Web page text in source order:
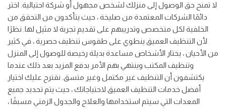
لا تمنح حق الوصول إلى منزلك لشخص مجهول أو شركة احتيالية. اختر
دائمًا الشركات المعتمدة من صليخة ، حيث يتأكدون من التحقق من
الخلفية لكل متخصص وتدريبهم على تقديم تجربة لا مثيل لها. نظرًا
لأن التنظيف العميق ينطوي على طقوس تنظيف حصرية ، في كثير
من الأحيان ، يختار الأشخاص مساعدة بديلة رخيصة للوصول إلى المنزل
وتنظيف المكتب وينتهي بهم الأمر بدفع المزيد بعد ذلك عندما
يكتشفون أن التنظيف غير مكتمل وغير متسق. نقترح عليك اختيار
أفضل خدمات التنظيف العميق لاحتياجاتك ، حيث يتم تحديد جميع
المعدات التي سيتم استخدامها والعلاج والجدول الزمني مسبقًا ،